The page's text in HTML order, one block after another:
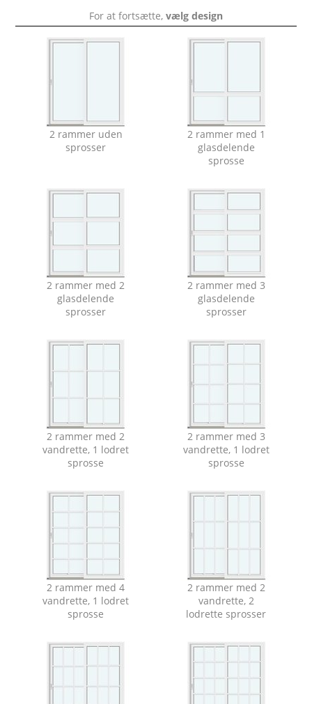
For at fortsætte, vælg design
2 rammer uden
sprosser
2 rammer med 1
glasdelende
sprosse
2 rammer med 2
glasdelende
sprosser
2 rammer med 3
glasdelende
sprosser
2 rammer med 2
vandrette, 1 lodret
sprosse
2 rammer med 3
vandrette, 1 lodret
sprosse
2 rammer med 4
vandrette, 1 lodret
sprosse
2 rammer med 2
vandrette, 2
lodrette sprosser